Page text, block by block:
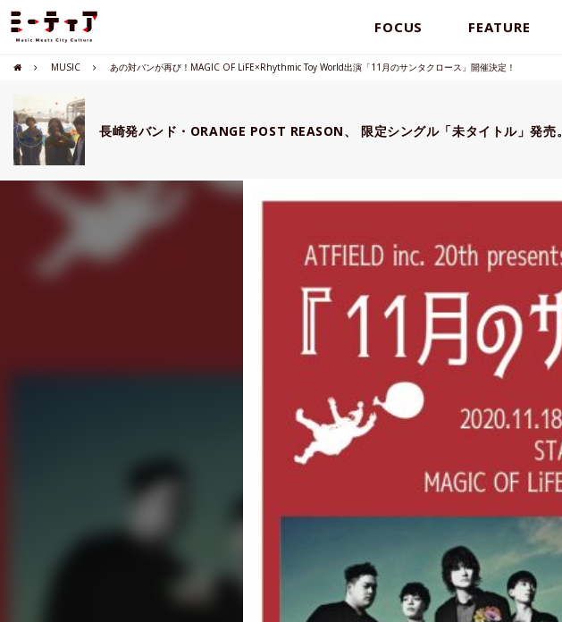
FOCUS FEATURE
MUSIC あの対バンが再び！MAGIC OF LiFE×Rhythmic Toy World出演「11月のサンタクロース」開催決定！
長崎発バンド・ORANGE POST REASON、 限定シングル「未タイトル」発売。